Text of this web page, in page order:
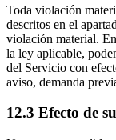
Toda violación
descritos en el
violación material.
la ley aplicable,
del Servicio con
aviso, demanda
12.3 Efecto de